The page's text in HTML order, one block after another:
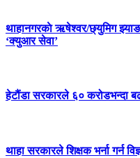
थाहानगरकाे ऋषेश्वर/छ्युमिग
‘क्युआर सेवा’
हेटौंडा सरकारले ६० करोडभन्दा
थाहा सरकारले शिक्षक भर्ना गर्न